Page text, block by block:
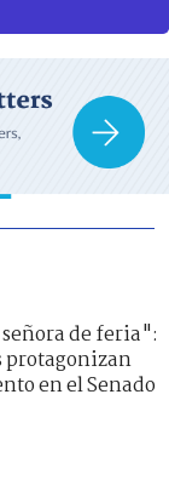
de feria":
protagonizan
en el Senado